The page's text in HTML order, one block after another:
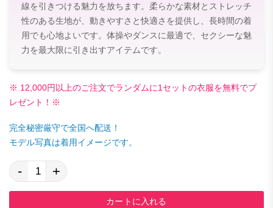
線を引きつける魅力を放ちます。柔らかな素材とストレッチ
性のある生地が、動きやすさと快適さを提供し、長時間の着
用でも心地よいです。体操やダンスに最適で、セクシーな魅
力を最大限に引き出すアイテムです。
※ 12,000円以上のご注文でランダムに1セットの衣服を無料でプ
レゼント！※
完全秘密厳守で全国へ配送！
モデル写真は着用イメージです。
- +
カートに入れる